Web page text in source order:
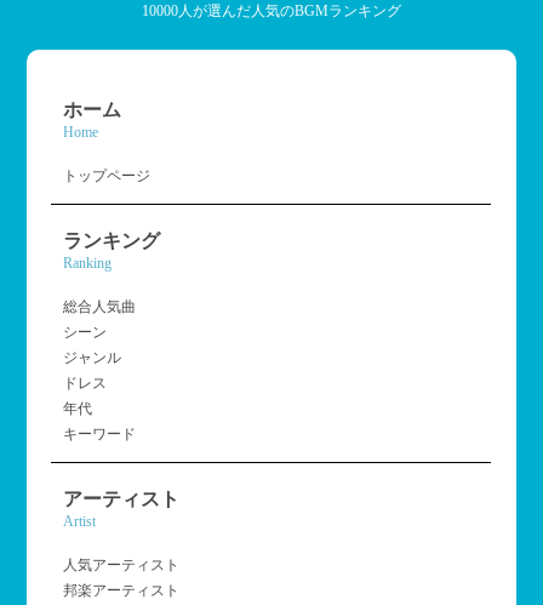
10000人が選んだ人気のBGMランキング
ホーム
Home
トップページ
ランキング
Ranking
総合人気曲
シーン
ジャンル
ドレス
年代
キーワード
アーティスト
Artist
人気アーティスト
邦楽アーティスト